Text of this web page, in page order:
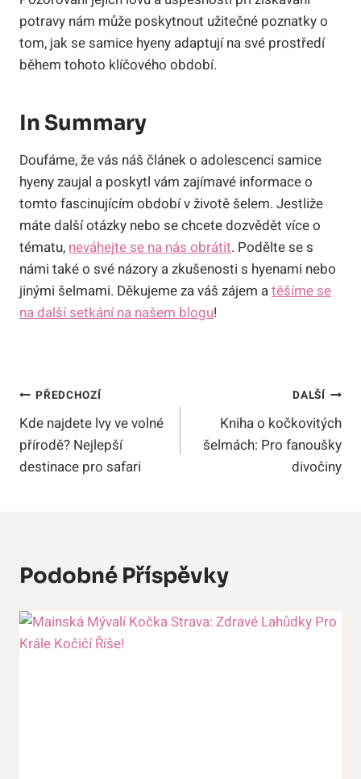
potravy nám může poskytnout užitečné poznatky o
tom, jak se samice hyeny adaptují na své prostředí
během tohoto klíčového období.
In Summary
Doufáme, že vás náš článek o adolescenci samice
hyeny zaujal a poskytl vám zajímavé informace o
tomto fascinujícím období v životě šelem. Jestliže
máte další otázky nebo se chcete dozvědět více o
tématu, neváhejte se na nás obrátit. Podělte se s
námi také o své názory a zkušenosti s hyenami nebo
jinými šelmami. Děkujeme za váš zájem atěšíme se
na další setkání na našem blogu!
Navigace
Pro
Příspěvek
PŘEDCHOZÍ
Kde najdete lvy ve volné
přírodě? Nejlepší
destinace pro safari
DALŠÍ
Kniha o kočkovitých
šelmách: Pro fanoušky
divočiny
Podobné Příspěvky